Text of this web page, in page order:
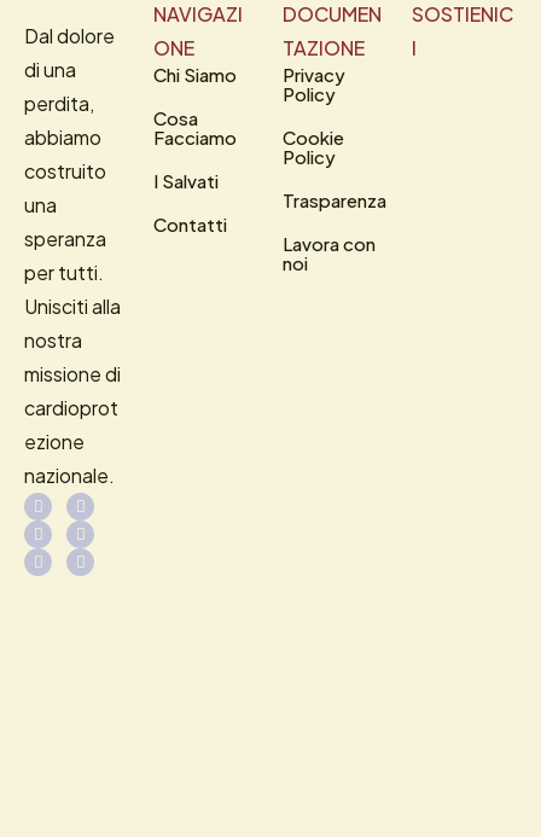
Dal dolore
di una
perdita,
abbiamo
costruito
una
speranza
per tutti.
Unisciti alla
nostra
missione di
cardioprot
ezione
nazionale.
NAVIGAZI
ONE
Chi Siamo
Cosa
Facciamo
I Salvati
Contatti
DOCUMEN
TAZIONE
Privacy
Policy
Cookie
Policy
Trasparenza
Lavora con
noi
SOSTIENIC
I